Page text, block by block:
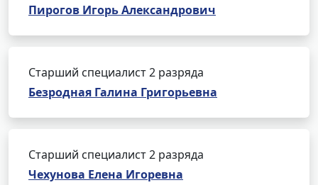
Пирогов Игорь Александрович
Старший специалист 2 разряда
Безродная Галина Григорьевна
Старший специалист 2 разряда
Чехунова Елена Игоревна